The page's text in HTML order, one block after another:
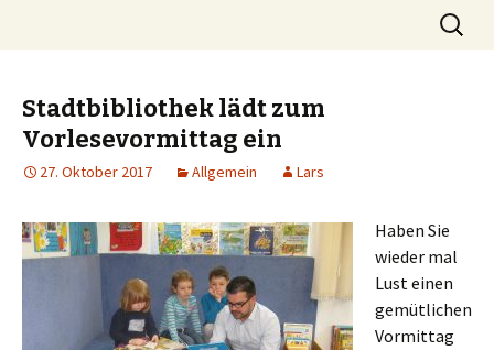
Oberfrohna
Suchen
nach:
Stadtbibliothek lädt zum
Vorlesevormittag ein
27. Oktober 2017 Allgemein Lars
Haben Sie
wieder mal
Lust einen
gemütlichen
Vormittag